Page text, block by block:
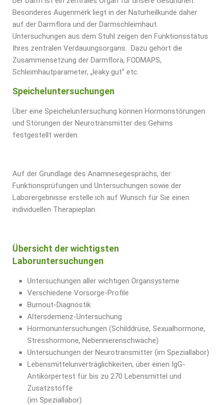
Besonderes Augenmerk liegt in der Naturheilkunde daher
auf der Darmflora und der Darmschleimhaut.
Untersuchungen aus dem Stuhl zeigen den Funktionsstatus
Ihres zentralen Verdauungsorgans. Dazu gehört die
Zusammensetzung der Darmflora, FODMAPS,
Schleimhautparameter, „leaky gut“ etc.
Speicheluntersuchungen
Über eine Speicheluntersuchung können Hormonstörungen
und Störungen der Neurotransmitter des Gehirns
festgestellt werden.
Auf der Grundlage des Anamnesegesprächs, der
Funktionsprüfungen und Untersuchungen sowie der
Laborergebnisse erstelle ich auf Wunsch für Sie einen
individuellen Therapieplan.
Übersicht der wichtigsten
Laboruntersuchungen
Untersuchungen aller wichtigen Organsysteme
Verschiedene Vorsorge-Profile
Burnout-Diagnostik
Altersdemenz-Untersuchung
Hormonuntersuchungen (Schilddrüse, Sexualhormone,
Stresshormone, Nebennierenschwäche)
Untersuchungen der Neurotransmitter (im Speziallabor)
Lebensmittelunverträglichkeiten, über einen IgG-
Antikörpertest für bis zu 270 Lebensmittel und
Zusatzstoffe
(im Speziallabor)